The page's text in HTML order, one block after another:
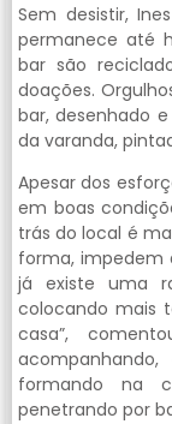
Sem desistir,
permanece até
bar são
doações.
bar, desenhado
da varanda,
Apesar dos
em boas
trás do local é
forma, impedem
já existe uma
colocando mais
casa”,
formando na
penetrando por